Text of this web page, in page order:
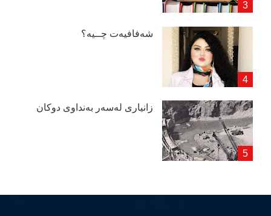
شەفافیەت چــیە؟
زانیاری لەسەر بەنداوی دوكان